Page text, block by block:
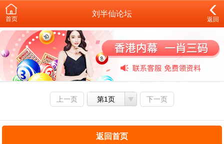
首页
刘半仙论坛
返回
上一页 第1页 下一页
返回首页